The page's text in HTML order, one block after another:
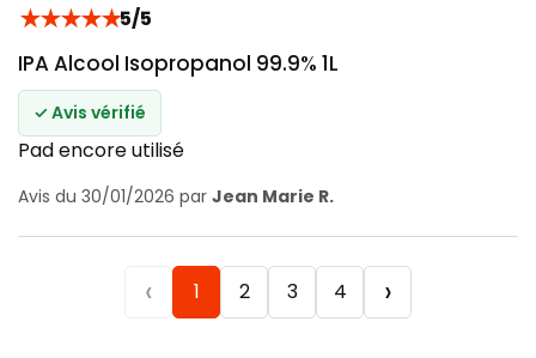
★★★★★5/5
IPA Alcool Isopropanol 99.9% 1L
✓ Avis vérifié
Pad encore utilisé
Avis du 30/01/2026 par Jean Marie R.
‹ 1 2 3 4 ›